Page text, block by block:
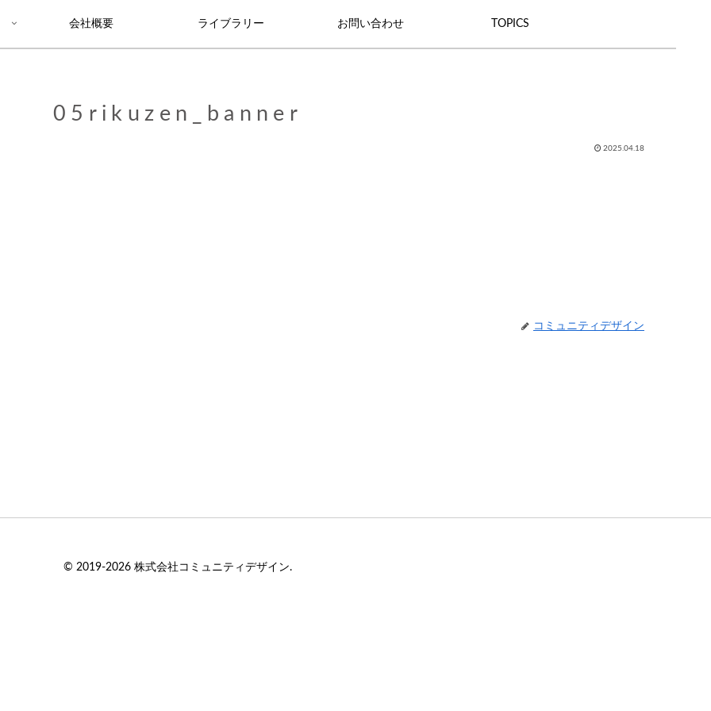
会社概要 ライブラリー お問い合わせ TOPICS
05rikuzen_banner
2025.04.18
コミュニティデザイン
© 2019-2026 株式会社コミュニティデザイン.